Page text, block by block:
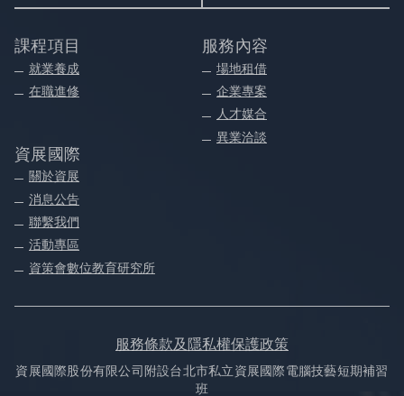
課程項目
就業養成
在職進修
服務內容
場地租借
企業專案
人才媒合
異業洽談
資展國際
關於資展
消息公告
聯繫我們
活動專區
資策會數位教育研究所
服務條款及隱私權保護政策
資展國際股份有限公司附設台北市私立資展國際電腦技藝短期補習
班